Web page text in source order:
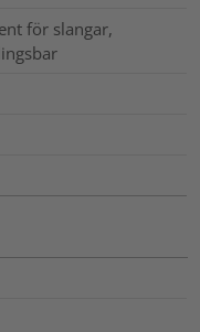
för slangar,